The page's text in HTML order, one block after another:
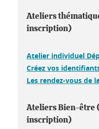
Ateliers
inscription)
Atelier individuel
Créez vos
Les rendez-vous de
Ateliers Bien-être
inscription)